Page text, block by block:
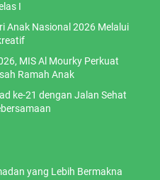
I
Anak Nasional 2026 Melalui
MIS Al Mourky Perkuat
Ramah Anak
ke-21 dengan Jalan Sehat
yang Lebih Bermakna